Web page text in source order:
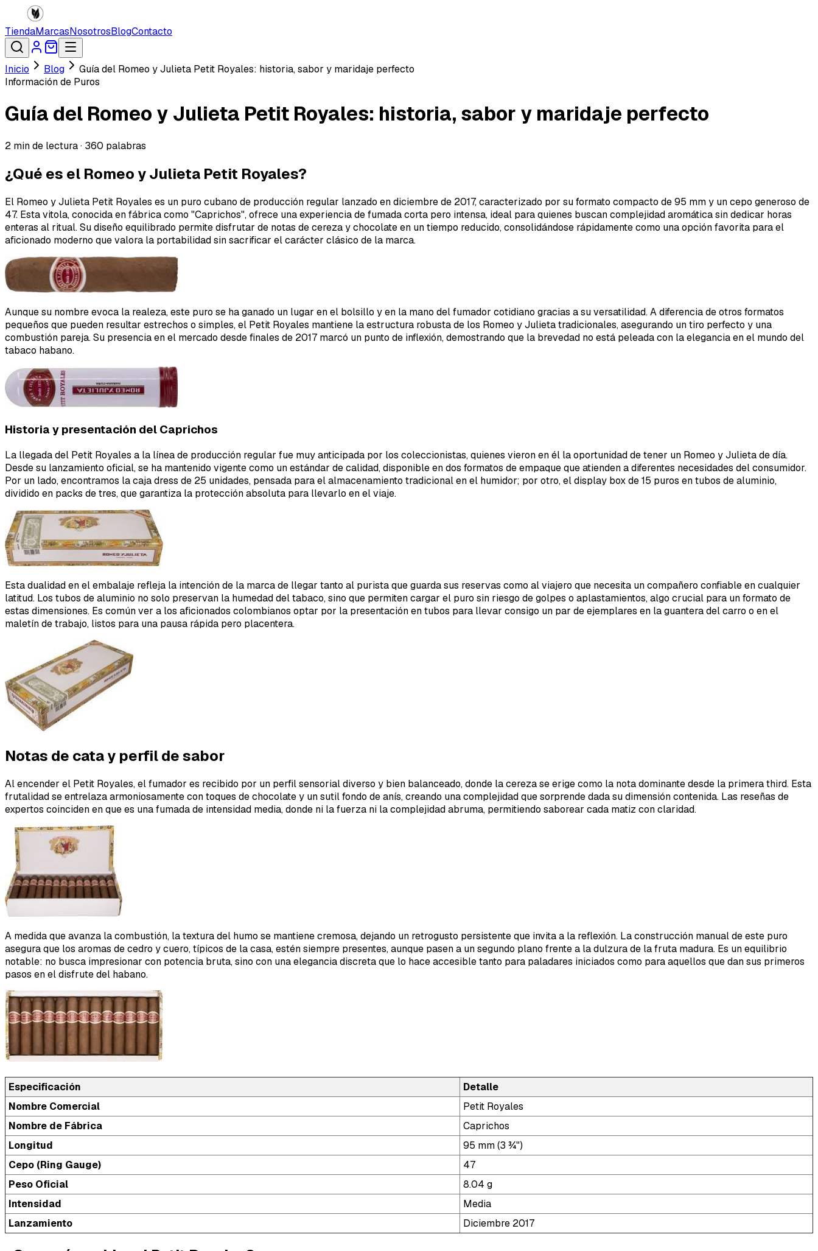
TiendaMarcasNosotrosBlogContacto
Inicio Blog
Guía del Romeo y Julieta Petit Royales: historia, sabor y maridaje perfecto
Información de Puros
Guía del Romeo y Julieta Petit Royales: historia, sabor y maridaje perfecto
2 min de lectura · 360 palabras
¿Qué es el Romeo y Julieta Petit Royales?
El Romeo y Julieta Petit Royales es un puro cubano de producción regular lanzado en diciembre de 2017, caracterizado por su formato compacto de 95 mm y un cepo generoso de
47. Esta vitola, conocida en fábrica como "Caprichos", ofrece una experiencia de fumada corta pero intensa, ideal para quienes buscan complejidad aromática sin dedicar horas
enteras al ritual. Su diseño equilibrado permite disfrutar de notas de cereza y chocolate en un tiempo reducido, consolidándose rápidamente como una opción favorita para el
aficionado moderno que valora la portabilidad sin sacrificar el carácter clásico de la marca.
Aunque su nombre evoca la realeza, este puro se ha ganado un lugar en el bolsillo y en la mano del fumador cotidiano gracias a su versatilidad. A diferencia de otros formatos
pequeños que pueden resultar estrechos o simples, el Petit Royales mantiene la estructura robusta de los Romeo y Julieta tradicionales, asegurando un tiro perfecto y una
combustión pareja. Su presencia en el mercado desde finales de 2017 marcó un punto de inflexión, demostrando que la brevedad no está peleada con la elegancia en el mundo del
tabaco habano.
Historia y presentación del Caprichos
La llegada del Petit Royales a la línea de producción regular fue muy anticipada por los coleccionistas, quienes vieron en él la oportunidad de tener un Romeo y Julieta de día.
Desde su lanzamiento oficial, se ha mantenido vigente como un estándar de calidad, disponible en dos formatos de empaque que atienden a diferentes necesidades del consumidor.
Por un lado, encontramos la caja dress de 25 unidades, pensada para el almacenamiento tradicional en el humidor; por otro, el display box de 15 puros en tubos de aluminio,
dividido en packs de tres, que garantiza la protección absoluta para llevarlo en el viaje.
Esta dualidad en el embalaje refleja la intención de la marca de llegar tanto al purista que guarda sus reservas como al viajero que necesita un compañero confiable en cualquier
latitud. Los tubos de aluminio no solo preservan la humedad del tabaco, sino que permiten cargar el puro sin riesgo de golpes o aplastamientos, algo crucial para un formato de
estas dimensiones. Es común ver a los aficionados colombianos optar por la presentación en tubos para llevar consigo un par de ejemplares en la guantera del carro o en el
maletín de trabajo, listos para una pausa rápida pero placentera.
Notas de cata y perfil de sabor
Al encender el Petit Royales, el fumador es recibido por un perfil sensorial diverso y bien balanceado, donde la cereza se erige como la nota dominante desde la primera third. Esta
frutalidad se entrelaza armoniosamente con toques de chocolate y un sutil fondo de anís, creando una complejidad que sorprende dada su dimensión contenida. Las reseñas de
expertos coinciden en que es una fumada de intensidad media, donde ni la fuerza ni la complejidad abruma, permitiendo saborear cada matiz con claridad.
A medida que avanza la combustión, la textura del humo se mantiene cremosa, dejando un retrogusto persistente que invita a la reflexión. La construcción manual de este puro
asegura que los aromas de cedro y cuero, típicos de la casa, estén siempre presentes, aunque pasen a un segundo plano frente a la dulzura de la fruta madura. Es un equilibrio
notable: no busca impresionar con potencia bruta, sino con una elegancia discreta que lo hace accesible tanto para paladares iniciados como para aquellos que dan sus primeros
pasos en el disfrute del habano.
Especificación
Detalle
Nombre Comercial
Petit Royales
Nombre de Fábrica
Caprichos
Longitud
95 mm (3 ¾")
Cepo (Ring Gauge)
47
Peso Oficial
8.04 g
Intensidad
Media
Lanzamiento
Diciembre 2017